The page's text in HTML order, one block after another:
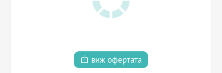
виж офертата